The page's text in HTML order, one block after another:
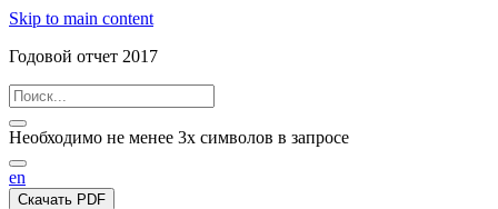
Skip to main content
Годовой отчет 2017
Необходимо не менее 3х символов в запросе
en
Скачать PDF